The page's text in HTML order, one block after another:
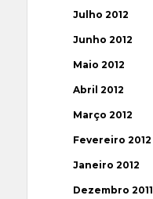
Julho 2012
Junho 2012
Maio 2012
Abril 2012
Março 2012
Fevereiro 2012
Janeiro 2012
Dezembro 2011